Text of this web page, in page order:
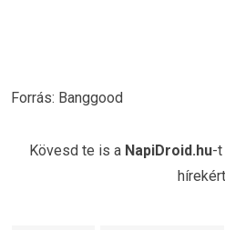
Forrás: Banggood
Kövesd te is a NapiDroid.hu-t